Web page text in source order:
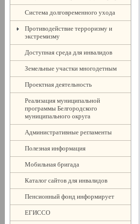
Система долговременного ухода
Противодействие терроризму и
экстремизму
Доступная среда для инвалидов
Земельные участки многодетным
Проектная деятельность
Реализация муниципальной
программы Белгородского
муниципального округа
Административные регламенты
Полезная информация
Мобильная бригада
Каталог сайтов для инвалидов
Пенсионный фонд информирует
ЕГИССО